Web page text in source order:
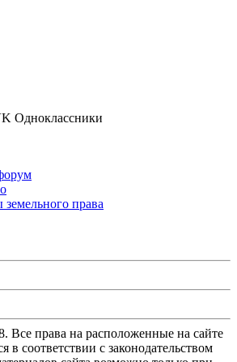
Одноклассники
права
Все права на расположенные на сайте
в соответствии с законодательством